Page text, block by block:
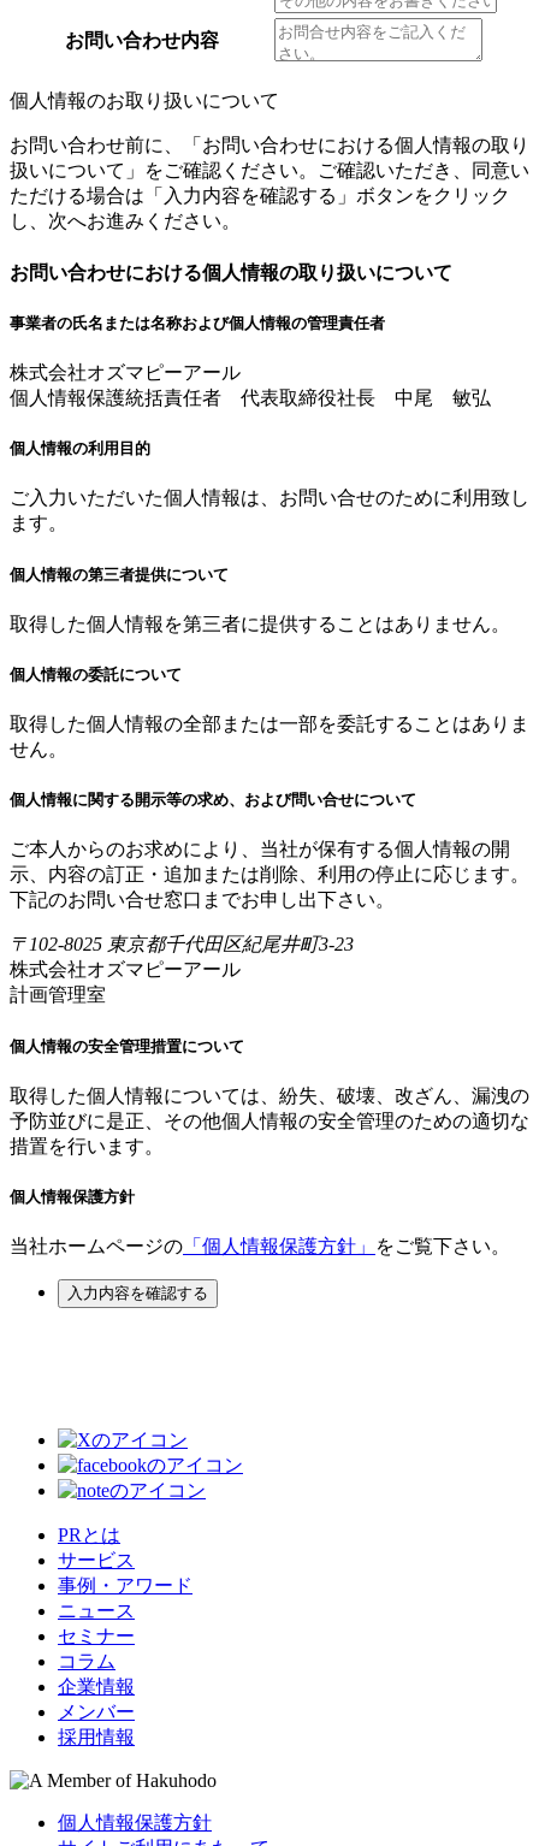
お問い合わせ内容
個人情報のお取り扱いについて
お問い合わせ前に、「お問い合わせにおける個人情報の取り
扱いについて」をご確認ください。ご確認いただき、同意い
ただける場合は「入力内容を確認する」ボタンをクリック
し、次へお進みください。
お問い合わせにおける個人情報の取り扱いについて
事業者の氏名または名称および個人情報の管理責任者
株式会社オズマピーアール
個人情報保護統括責任者 代表取締役社長 中尾 敏弘
個人情報の利用目的
ご入力いただいた個人情報は、お問い合せのために利用致し
ます。
個人情報の第三者提供について
取得した個人情報を第三者に提供することはありません。
個人情報の委託について
取得した個人情報の全部または一部を委託することはありま
せん。
個人情報に関する開示等の求め、および問い合せについて
ご本人からのお求めにより、当社が保有する個人情報の開
示、内容の訂正・追加または削除、利用の停止に応じます。
下記のお問い合せ窓口までお申し出下さい。
〒102-8025 東京都千代田区紀尾井町3-23
株式会社オズマピーアール
計画管理室
個人情報の安全管理措置について
取得した個人情報については、紛失、破壊、改ざん、漏洩の
予防並びに是正、その他個人情報の安全管理のための適切な
措置を行います。
個人情報保護方針
当社ホームページの 「個人情報保護方針」 をご覧下さい。
入力内容を確認する
PRとは
サービス
事例・アワード
ニュース
セミナー
コラム
企業情報
メンバー
採用情報
個人情報保護方針